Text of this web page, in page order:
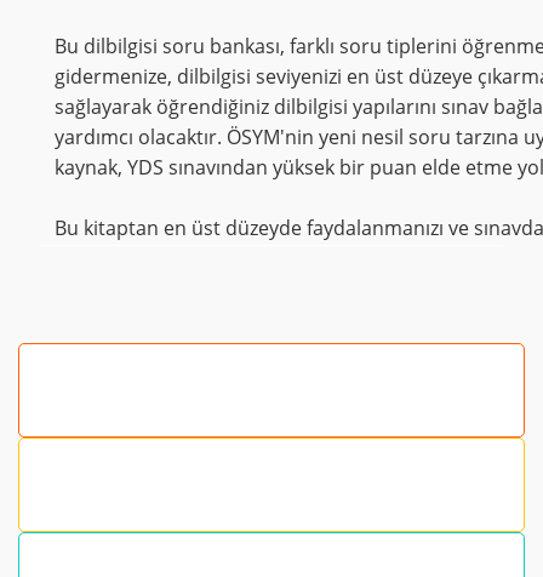
Bu dilbilgisi soru bankası, farklı soru tiplerini
gidermenize, dilbilgisi seviyenizi en üst düzeye
sağlayarak öğrendiğiniz dilbilgisi yapılarını sınav
yardımcı olacaktır. ÖSYM'nin yeni nesil soru
kaynak, YDS sınavından yüksek bir puan elde etme
Bu kitaptan en üst düzeyde faydalanmanızı ve